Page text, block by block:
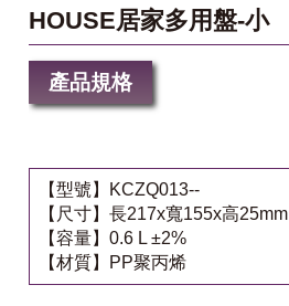
HOUSE居家多用盤-小
產品規格
【型號】KCZQ013--
【尺寸】長217x寬155x高25mm
【容量】0.6 L ±2%
【材質】PP聚丙烯